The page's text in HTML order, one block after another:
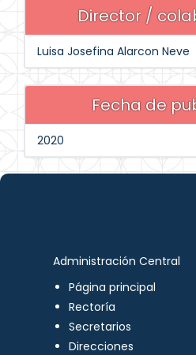
Director /
Luisa Josefina Alarcon Neve
Fecha de
2020
Administración Central
Página principal
Rectoría
Secretarios
Direcciones